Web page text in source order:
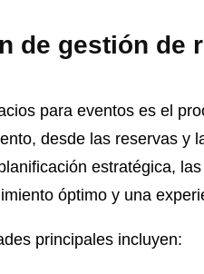
de gestión de
para eventos es el
desde las reservas y
estratégica,
óptimo y una
principales incluyen: